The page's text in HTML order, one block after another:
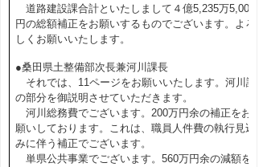
道路建設課合計といたしまして４億5,235万5,000
円の総額補正をお願いするものでございます。よろ
しくお願いいたします。
●桑田県土整備部次長兼河川課長
それでは、11ページをお願いいたします。河川課
の部分を御説明させていただきます。
河川総務費でございます。200万円余の補正をお
願いしております。これは、職員人件費の執行見込
みに伴う補正でございます。
単県公共事業でございます。560万円余の減額を